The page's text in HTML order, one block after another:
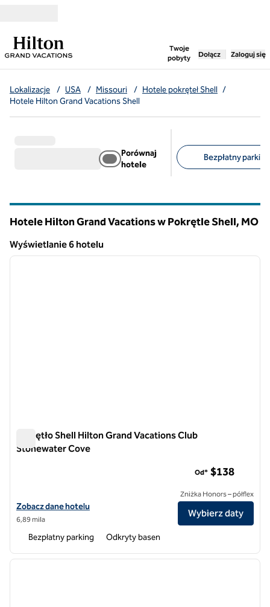
Twoje
pobyty
,otwiera nową
Dołącz Zaloguj się
Lokalizacje / USA / Missouri / Hotele pokręteł Shell /
Hotele Hilton Grand Vacations Shell
Porównaj
hotele
Bezpłatny
Hotele Hilton Grand Vacations w Pokrętle Shell, MO
Wyświetlanie 6 hotelu
Wyświetlanie 6 hotelu
1 z 12
Pokrętło Shell Hilton Grand Vacations Club
Stonewater Cove
Zobacz szczegóły hotelu Hilton Grand Vacations Club Stonewater
Zobacz dane hotelu
6,89 mila
Od* $138
Zniżka Honors – półflex
Wybierz daty
Bezpłatny parking Odkryty basen
1 z 12